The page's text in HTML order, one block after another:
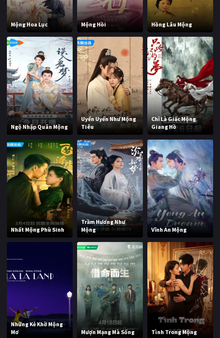
Mộng Hoa Lục Mộng Hồi Hồng Lâu Mộng
Ngộ Nhập Quân Mộng
Uyển Uyển Như Mộng
Tiêu
Chỉ Là Giấc Mộng
Giang Hồ
Nhất Mộng Phù Sinh
Trầm Hương Như
Mộng
Vĩnh An Mộng
Những Kẻ Khờ Mộng
Mơ
Mượn Mạng Mà Sống Tình Trong Mộng